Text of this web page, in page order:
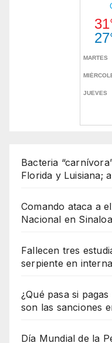
Bacteria
Florida y Luisiana;
Comando ataca a
Nacional en
Fallecen tres
serpiente en
¿Qué pasa si
son las sanciones
Día Mundial de la